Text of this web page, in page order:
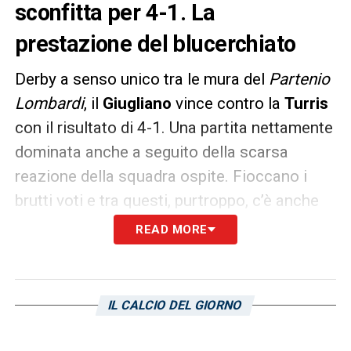
sconfitta per 4-1. La
prestazione del blucerchiato
Derby a senso unico tra le mura del Partenio
Lombardi, il Giugliano vince contro la Turris
con il risultato di 4-1. Una partita nettamente
dominata anche a seguito della scarsa
reazione della squadra ospite. Fioccano i
brutti voti e tra questi, purtroppo, c’è anche
Ercolano, terzino in prestito dalla
blucerchiato – sostituito al 13esimo del
READ MORE
IL CALCIO DEL GIORNO